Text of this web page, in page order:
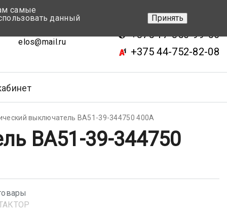
elos@mail.ru
+375 17-343-46-70
+375 17-350-99-56
+375 44-752-82-08
выключатель ВА51-39-344750 400А
ВА51-39-344750
самые
данный
Принять